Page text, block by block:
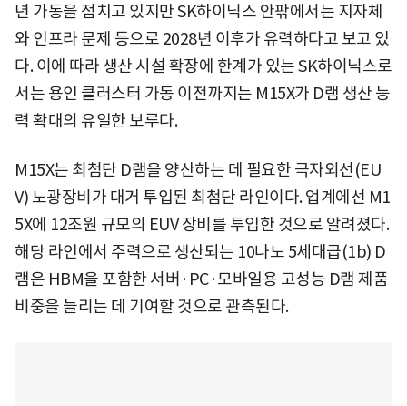
년 가동을 점치고 있지만 SK하이닉스 안팎에서는 지자체
와 인프라 문제 등으로 2028년 이후가 유력하다고 보고 있
다. 이에 따라 생산 시설 확장에 한계가 있는 SK하이닉스로
서는 용인 클러스터 가동 이전까지는 M15X가 D램 생산 능
력 확대의 유일한 보루다.
M15X는 최첨단 D램을 양산하는 데 필요한 극자외선(EU
V) 노광장비가 대거 투입된 최첨단 라인이다. 업계에선 M1
5X에 12조원 규모의 EUV 장비를 투입한 것으로 알려졌다.
해당 라인에서 주력으로 생산되는 10나노 5세대급(1b) D
램은 HBM을 포함한 서버·PC·모바일용 고성능 D램 제품
비중을 늘리는 데 기여할 것으로 관측된다.